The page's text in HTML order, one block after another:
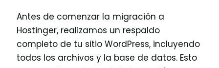
Antes de comenzar la migración a
Hostinger, realizamos un respaldo
completo de tu sitio WordPress, incluyendo
todos los archivos y la base de datos. Esto